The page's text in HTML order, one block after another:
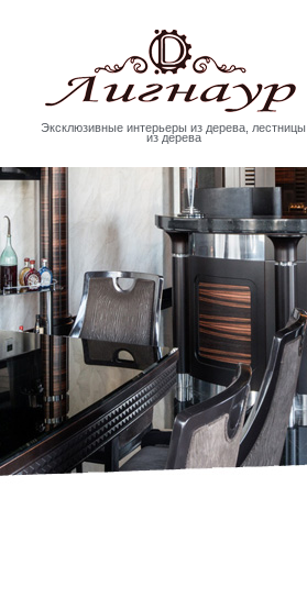
Эксклюзивные интерьеры из дерева, лестницы
из дерева